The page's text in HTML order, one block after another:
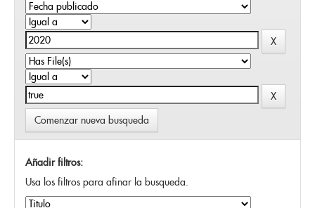
Comenzar nueva busqueda
Añadir filtros:
Usa los filtros para afinar la busqueda.